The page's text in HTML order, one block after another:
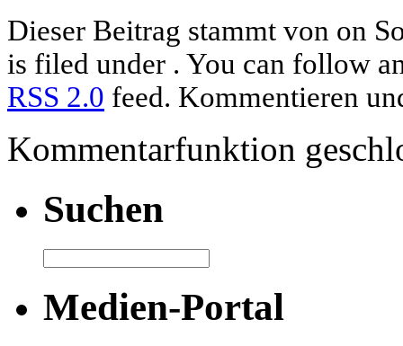
Dieser Beitrag stammt von on
is filed under . You can follow
RSS 2.0 feed. Kommentieren
Kommentarfunktion
Suchen
Medien-Portal